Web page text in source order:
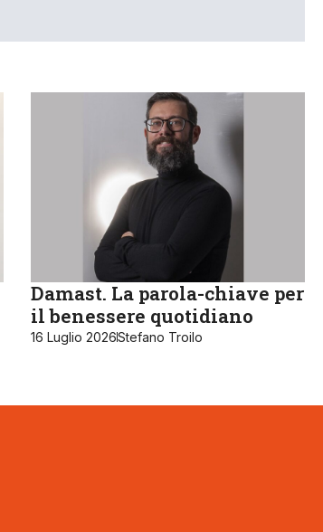
Damast. La parola-chiave per
il benessere quotidiano
16 Luglio 2026Stefano Troilo